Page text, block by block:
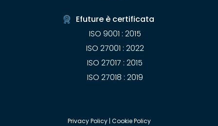
Efuture è certificata
ISO 9001 : 2015
ISO 27001 : 2022
ISO 27017 : 2015
ISO 27018 : 2019
Privacy Policy| Cookie Policy